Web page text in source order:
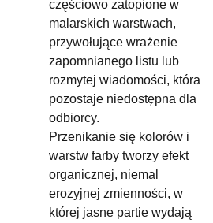
częściowo zatopione w
malarskich warstwach,
przywołujące wrażenie
zapomnianego listu lub
rozmytej wiadomości, która
pozostaje niedostępna dla
odbiorcy.
Przenikanie się kolorów i
warstw farby tworzy efekt
organicznej, niemal
erozyjnej zmienności, w
której jasne partie wydają